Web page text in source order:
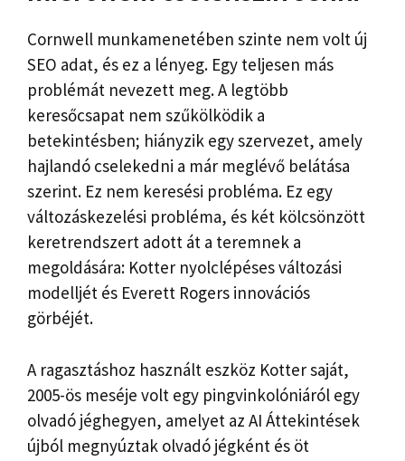
Cornwell munkamenetében szinte nem volt új
SEO adat, és ez a lényeg. Egy teljesen más
problémát nevezett meg. A legtöbb
keresőcsapat nem szűkölködik a
betekintésben; hiányzik egy szervezet, amely
hajlandó cselekedni a már meglévő belátása
szerint. Ez nem keresési probléma. Ez egy
változáskezelési probléma, és két kölcsönzött
keretrendszert adott át a teremnek a
megoldására: Kotter nyolclépéses változási
modelljét és Everett Rogers innovációs
görbéjét.
A ragasztáshoz használt eszköz Kotter saját,
2005-ös meséje volt egy pingvinkolóniáról egy
olvadó jéghegyen, amelyet az AI Áttekintések
újból megnyúztak olvadó jégként és öt